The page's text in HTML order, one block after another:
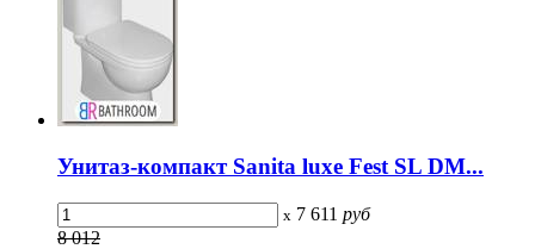
Унитаз-компакт Sanita luxe Fest SL DM...
x 7 611 руб
8 012